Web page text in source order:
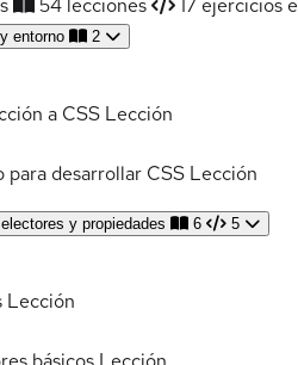
54 lecciones 17 ejercicios
entorno 2
a CSS Lección
para desarrollar CSS Lección
y propiedades 6 5
Lección